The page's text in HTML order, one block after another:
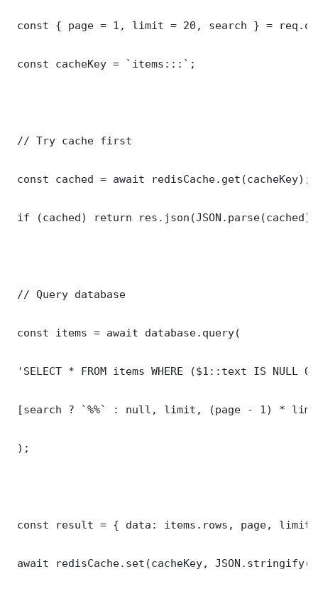
const { page = 1, limit = 20, search } =
const cacheKey = `items:::`;
// Try cache first
const cached = await redisCache.get(cacheKey);
if (cached) return
// Query database
const items = await database.query(
'SELECT * FROM items WHERE ($1::text IS NULL
[search ? `%%` : null, limit, (page - 1) *
);
const result = { data: items.rows, page,
await redisCache.set(cacheKey,